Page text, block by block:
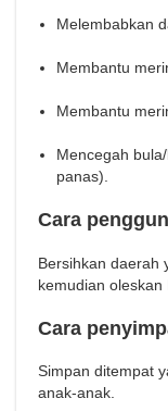
Melembabkan
Membantu
Membantu
Mencegah
panas).
Cara
Bersihkan daerah
kemudian oleskan
Cara
Simpan ditempat
anak-anak.